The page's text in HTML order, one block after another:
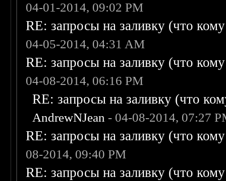
04-01-2014, 09:02 PM
RE: запросы на заливку (что
04-05-2014, 04:31 AM
RE: запросы на заливку (что
04-08-2014, 06:16 PM
RE: запросы на заливку (что
AndrewNJean - 04-08-2014, 07:27
RE: запросы на заливку (что
08-2014, 09:40 PM
RE: запросы на заливку (что